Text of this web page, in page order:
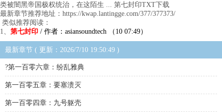
类被闇黑帝国极权统治，在这陌生 ... 第七封印TXT下载
最新章节推荐地址：https://kwap.lantingge.com/377/377373/
类似推荐阅读：
1、 第七封印 / 作者：asiansoundtech （10 07:49）
最新章节 ( 更新：2026/7/10 19:50:49 )
?第一百零六章：纷乱雅典
第一百零五章：要塞溃灭
第一百零四章：九号躯壳